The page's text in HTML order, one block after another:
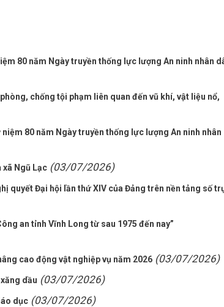
80 năm Ngày truyền thống lực lượng An ninh nhân
chống tội phạm liên quan đến vũ khí, vật liệu nổ,
80 năm Ngày truyền thống lực lượng An ninh nhân
xã Ngũ Lạc (03/07/2026)
quyết Đại hội lần thứ XIV của Đảng trên nền tảng số
an tỉnh Vĩnh Long từ sau 1975 đến nay”
cao động vật nghiệp vụ năm 2026 (03/07/2026)
dầu (03/07/2026)
dục (03/07/2026)